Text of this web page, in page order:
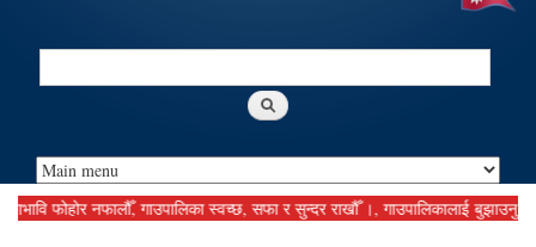
Search
फोहोर नफालौँ, गाउपालिका स्वच्छ, सफा र सुन्दर राखौँ ।, गाउपालिकालाई बुझाउनु